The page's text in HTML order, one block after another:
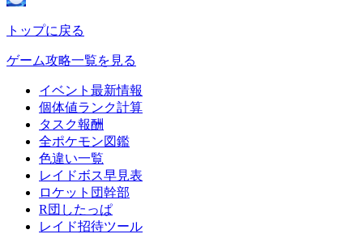
トップに戻る
ゲーム攻略一覧を見る
イベント最新情報
個体値ランク計算
タスク報酬
全ポケモン図鑑
色違い一覧
レイドボス早見表
ロケット団幹部
R団したっぱ
レイド招待ツール